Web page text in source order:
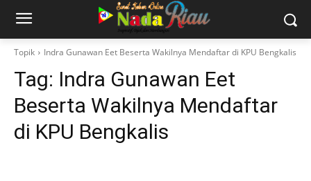
Topik Indra Gunawan Eet Beserta Wakilnya Mendaftar di KPU Bengkalis
Tag: Indra Gunawan Eet
Beserta Wakilnya Mendaftar
di KPU Bengkalis